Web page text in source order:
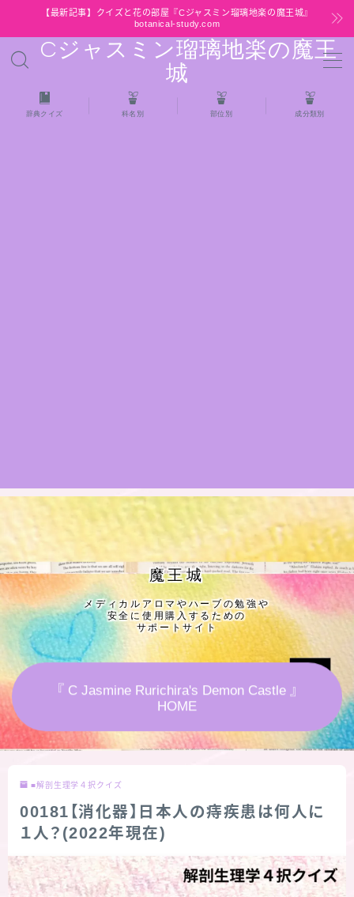
【最新記事】クイズと花の部屋『Cジャスミン瑠璃地楽の魔王城』
botanical-study.com
Cジャスミン瑠璃地楽の魔王
城
MENU
HOME
公式ウェブサイト『Botanical Study』
Cジャスミン瑠璃地楽の主な活動先リンク集
プロフィール
アロマハーブアンケート
おすすめ商品＆レビュー
★スペシャルアロマハーブ４択クイズ (kindle出
お問い合わせ
サイトマップ
辞典クイズ 科名別 部位別 成分類別
魔王城
メディカルアロマやハーブの勉強や
安全に使用購入するための
サポートサイト
『 C Jasmine Rurichira's Demon Castle 』
HOME
■解剖生理学４択クイズ
00181【消化器】日本人の痔疾患は何人に
１人？(2022年現在)